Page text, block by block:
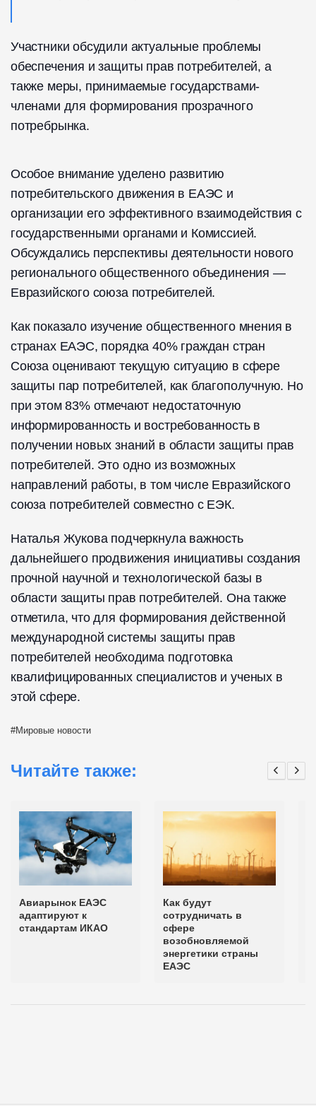
Участники обсудили актуальные проблемы
обеспечения и защиты прав потребителей, а
также меры, принимаемые государствами-
членами для формирования прозрачного
потребрынка.
Особое внимание уделено развитию
потребительского движения в ЕАЭС и
организации его эффективного взаимодействия с
государственными органами и Комиссией.
Обсуждались перспективы деятельности нового
регионального общественного объединения —
Евразийского союза потребителей.
Как показало изучение общественного мнения в
странах ЕАЭС, порядка 40% граждан стран
Союза оценивают текущую ситуацию в сфере
защиты пар потребителей, как благополучную. Но
при этом 83% отмечают недостаточную
информированность и востребованность в
получении новых знаний в области защиты прав
потребителей. Это одно из возможных
направлений работы, в том числе Евразийского
союза потребителей совместно с ЕЭК.
Наталья Жукова подчеркнула важность
дальнейшего продвижения инициативы создания
прочной научной и технологической базы в
области защиты прав потребителей. Она также
отметила, что для формирования действенной
международной системы защиты прав
потребителей необходима подготовка
квалифицированных специалистов и ученых в
этой сфере.
Мировые новости
Читайте также:
Авиарынок ЕАЭС
адаптируют к
стандартам ИКАО
Как будут
сотрудничать в
сфере
возобновляемой
энергетики страны
ЕАЭС